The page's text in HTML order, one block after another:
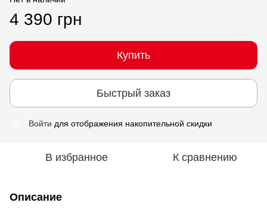
4 390 грн
Купить
Быстрый заказ
Войти для отображения накопительной скидки
В избранное К сравнению
Описание